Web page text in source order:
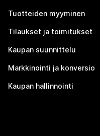
Tuotteiden myyminen
Tilaukset ja toimitukset
Kaupan suunnittelu
Markkinointi ja konversio
Kaupan hallinnointi